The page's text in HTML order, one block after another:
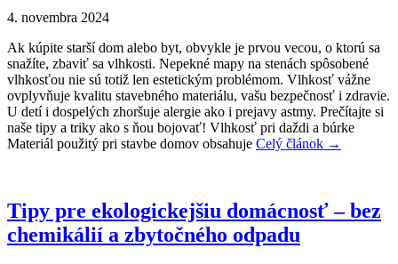
4. novembra 2024
Ak kúpite starší dom alebo byt, obvykle je prvou vecou, o ktorú sa
snažíte, zbaviť sa vlhkosti. Nepekné mapy na stenách spôsobené
vlhkosťou nie sú totiž len estetickým problémom. Vlhkosť vážne
ovplyvňuje kvalitu stavebného materiálu, vašu bezpečnosť i zdravie.
U detí i dospelých zhoršuje alergie ako i prejavy astmy. Prečítajte si
naše tipy a triky ako s ňou bojovať! Vlhkosť pri daždi a búrke
Materiál použitý pri stavbe domov obsahuje Celý článok →
Tipy pre ekologickejšiu domácnosť – bez
chemikálií a zbytočného odpadu